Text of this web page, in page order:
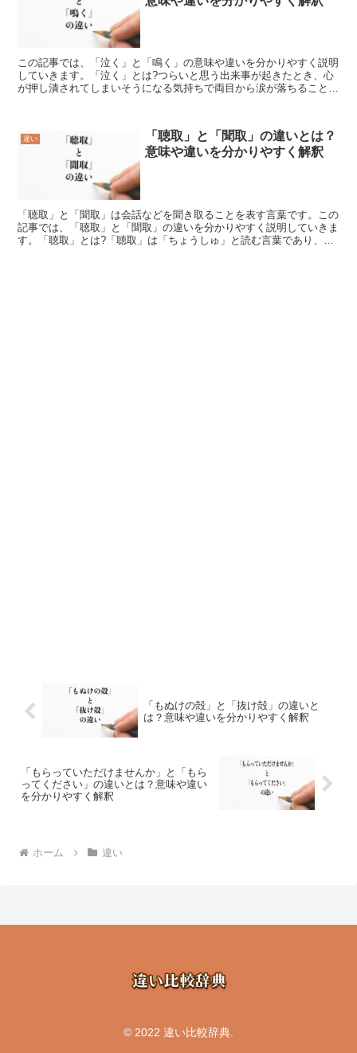
この記事では、「泣く」と「鳴く」の意味や違いを分かりやすく説明
していきます。「泣く」とは?つらいと思う出来事が起きたとき、心
が押し潰されてしまいそうになる気持ちで両目から涙が落ちることを
違い
「聴取」と「聞取」の違いとは？
意味や違いを分かりやすく解釈
「聴取」と「聞取」は会話などを聞き取ることを表す言葉です。この
記事では、「聴取」と「聞取」の違いを分かりやすく説明していきま
す。「聴取」とは?「聴取」は「ちょうしゅ」と読む言葉であり、会
「もぬけの殻」と「抜け殻」の違いと
は？意味や違いを分かりやすく解釈
「もらっていただけませんか」と「もら
ってください」の違いとは？意味や違い
を分かりやすく解釈
ホーム 違い
© 2022 違い比較辞典.